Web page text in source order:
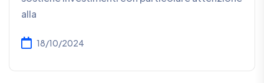
alla
18/10/2024